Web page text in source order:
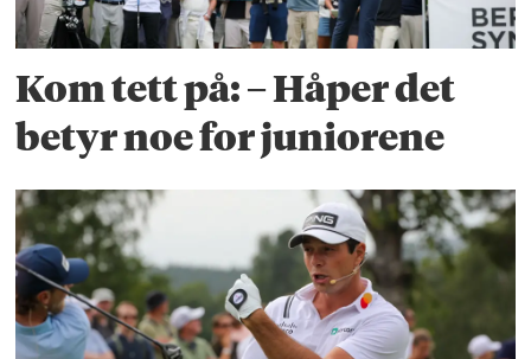
Kom tett på: – Håper det
betyr noe for juniorene